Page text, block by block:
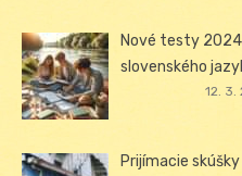
Nové testy
slovenského
12. 3.
Prijímacie